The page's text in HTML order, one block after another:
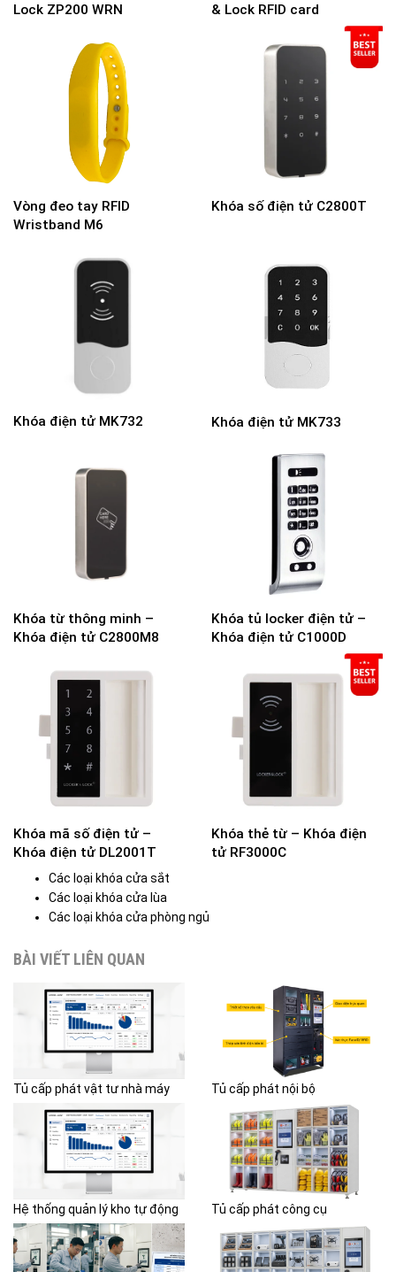
Lock ZP200 WRN
& Lock RFID card
Vòng đeo tay RFID
Wristband M6
Khóa số điện tử C2800T
Khóa điện tử MK732 Khóa điện tử MK733
Khóa từ thông minh –
Khóa điện tử C2800M8
Khóa tủ locker điện tử –
Khóa điện tử C1000D
Khóa mã số điện tử –
Khóa điện tử DL2001T
Khóa thẻ từ – Khóa điện
tử RF3000C
Các loại khóa cửa sắt
Các loại khóa cửa lùa
Các loại khóa cửa phòng ngủ
BÀI VIẾT LIÊN QUAN
Tủ cấp phát vật tư nhà máy Tủ cấp phát nội bộ
Hệ thống quản lý kho tự động Tủ cấp phát công cụ